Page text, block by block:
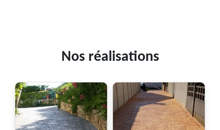
Nos réalisations